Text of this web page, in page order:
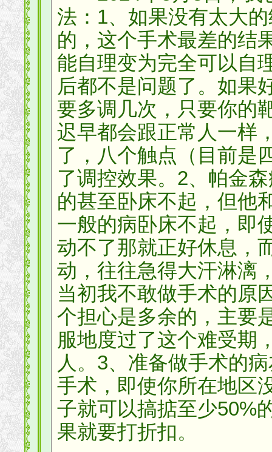
法：1、如果没有太大
的，这个手术最差的结
能自理变为完全可以自
后都不是问题了。如果
要多调几次，只要你的
迟早都会跟正常人一样
了，八个触点（目前是
了调控效果。2、帕金
的甚至卧床不起，但他
一般的病卧床不起，即
动不了那就正好休息，
动，往往急得大汗淋漓
当初我不敢做手术的原
个担心是多余的，主要
服地度过了这个难受期
人。3、准备做手术的
手术，即使你所在地区
子就可以搞掂至少50%
果就要打折扣。